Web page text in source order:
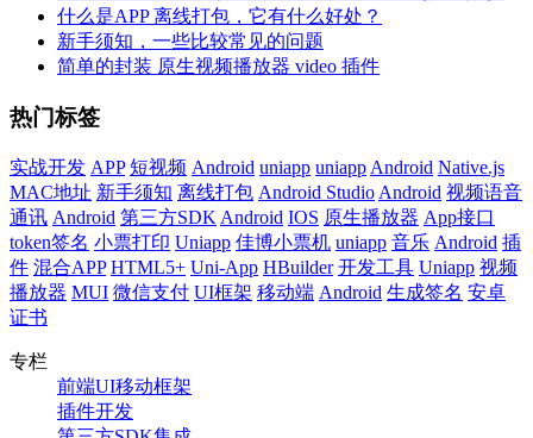
什么是APP 离线打包，它有什么好处？
新手须知，一些比较常见的问题
简单的封装 原生视频播放器 video 插件
热门标签
实战开发 APP 短视频 Android uniapp uniapp Android Native.js
MAC地址 新手须知 离线打包 Android Studio Android 视频语音
通讯 Android 第三方SDK Android IOS 原生播放器 App接口
token签名 小票打印 Uniapp 佳博小票机 uniapp 音乐 Android 插
件 混合APP HTML5+ Uni-App HBuilder 开发工具 Uniapp 视频
播放器 MUI 微信支付 UI框架 移动端 Android 生成签名 安卓
证书
专栏
前端UI移动框架
插件开发